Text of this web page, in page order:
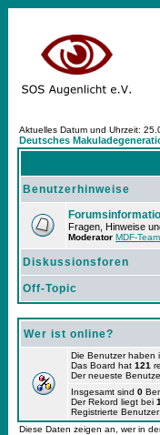
Aktuelles Datum und Uhrzeit:
Deutsches
Benutzerhinweise
Fragen, Hinweise
Moderator MDF-Team
Diskussionsforen
Off-Topic
Wer ist online?
Die Benutzer haben
Das Board hat 121
Der neueste
Insgesamt sind 0
Der Rekord liegt bei
Registrierte
Diese Daten zeigen an, wer in